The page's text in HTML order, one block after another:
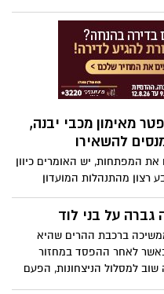
להגיע לאליצור"
מאימון מכבי יבנה,
להשאירו
המפתחות, יש האומרים כיוון
רצון מהתנהלות המועדון
בגלל המצב בגזרת הסגל.
"ננסה להשאיר אותו"
גברה על בני לוד
ברכבת ההרים שהיא
לאחר ההפסד במחזור
שוב למסלול הניצחונות, הפעם